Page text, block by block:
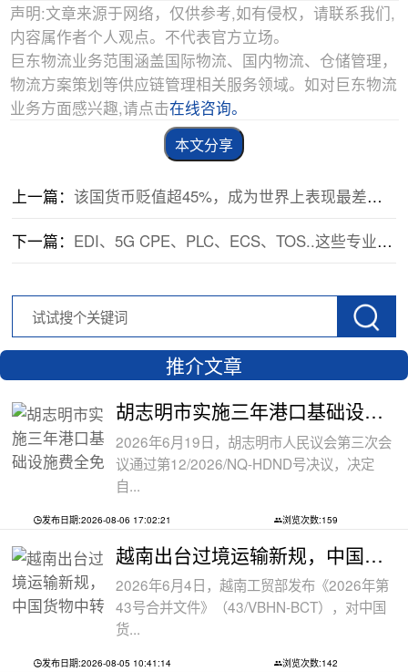
声明:文章来源于网络，仅供参考,如有侵权，请联系我们,
内容属作者个人观点。不代表官方立场。
巨东物流业务范围涵盖国际物流、国内物流、仓储管理，
物流方案策划等供应链管理相关服务领域。如对巨东物流
业务方面感兴趣,请点击在线咨询。
本文分享
上一篇：该国货币贬值超45%，成为世界上表现最差的货币！出货注意！
下一篇： EDI、5G CPE、PLC、ECS、TOS..这些专业术语的意思是什么？
推介文章
胡志明市实施三年港口基础设施费全免政
2026年6月19日，胡志明市人民议会第三次会
议通过第12/2026/NQ-HDND号决议，决定
自...
发布日期:2026-08-06 17:02:21 浏览次数:159
越南出台过境运输新规，中国货物中转通
2026年6月4日，越南工贸部发布《2026年第
43号合并文件》（43/VBHN-BCT），对中国
货...
发布日期:2026-08-05 10:41:14 浏览次数:142